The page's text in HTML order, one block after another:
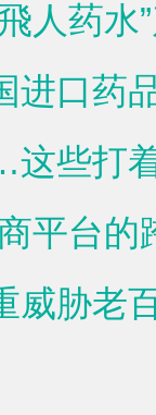
人药
进口药
些打着
平台
威胁老